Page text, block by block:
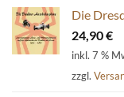
Die
24,90€
inkl. 7 %
zzgl.